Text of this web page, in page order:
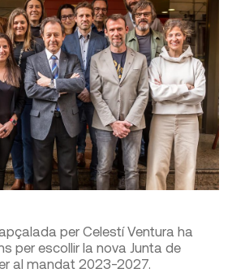
per Celestí Ventura ha
per escollir la nova Junta de
al mandat 2023-2027.